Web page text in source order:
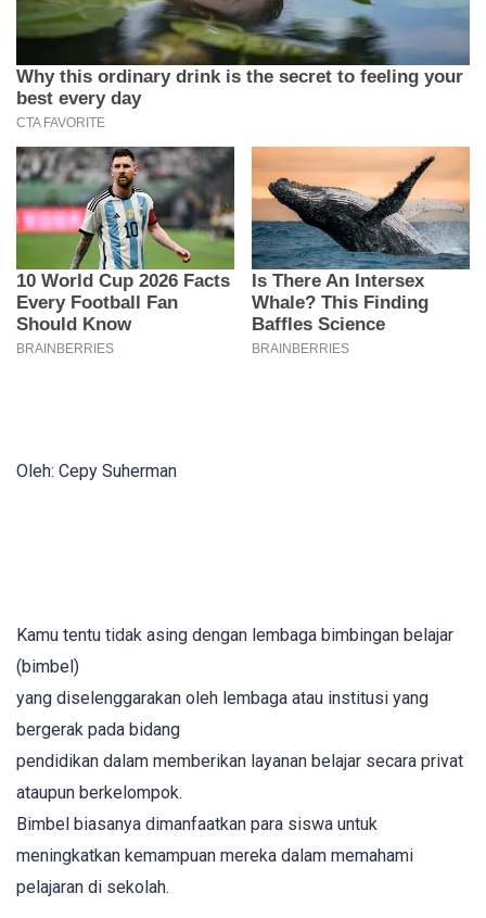
Oleh: Cepy Suherman
Kamu tentu tidak asing dengan lembaga bimbingan belajar
(bimbel)
yang diselenggarakan oleh lembaga atau institusi yang
bergerak pada bidang
pendidikan dalam memberikan layanan belajar secara privat
ataupun berkelompok.
Bimbel biasanya dimanfaatkan para siswa untuk
meningkatkan kemampuan mereka dalam memahami
pelajaran di sekolah.